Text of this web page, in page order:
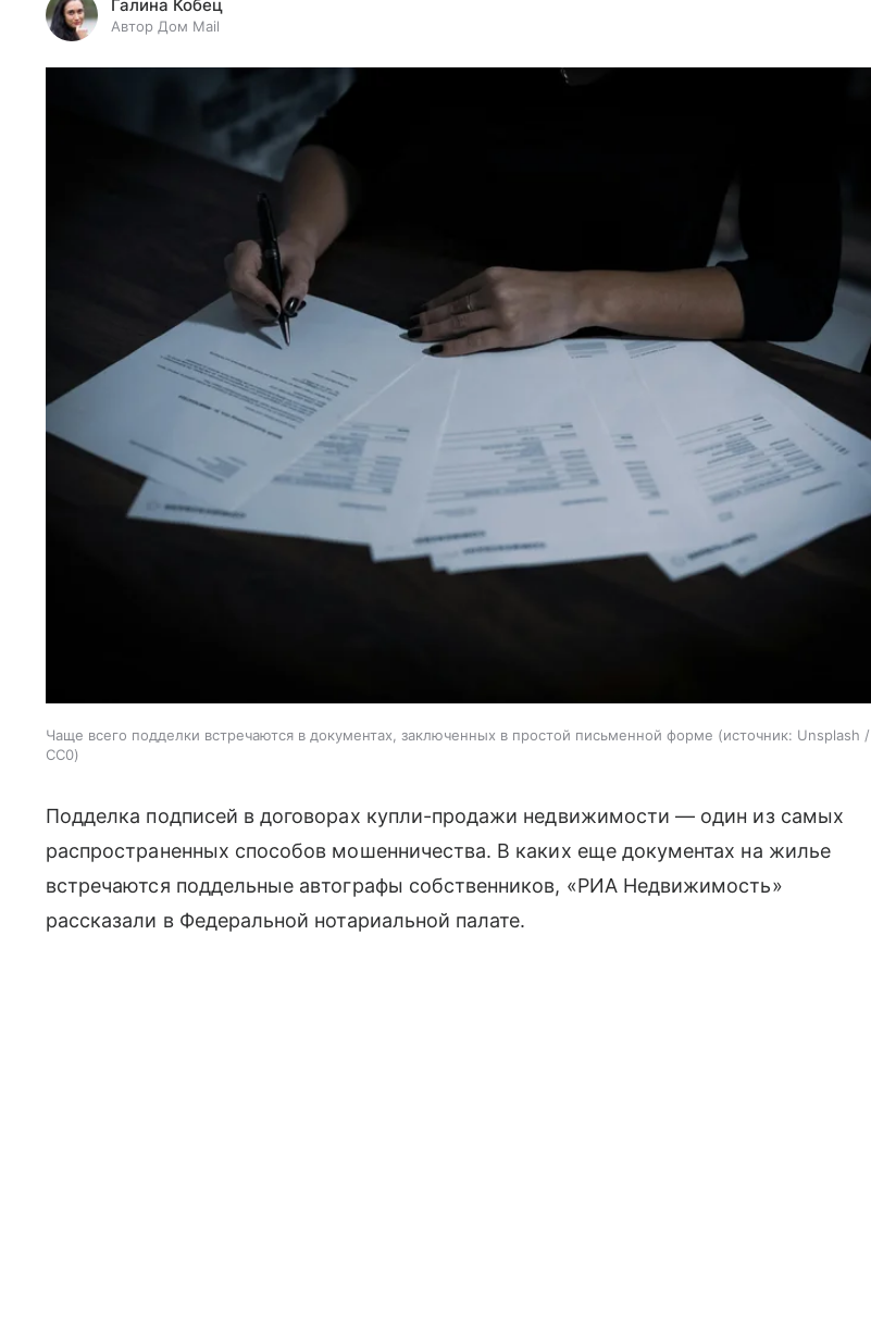
Галина Кобец
Автор Дом Mail
Чаще всего подделки встречаются в документах, заключенных в простой письменной форме источник: Unsplash /
CC0
Подделка подписей в договорах купли-продажи недвижимости — один из самых
распространенных способов мошенничества. В каких еще документах на жилье
встречаются поддельные автографы собственников, «‎РИА Недвижимость»‎
рассказали в Федеральной нотариальной палате.